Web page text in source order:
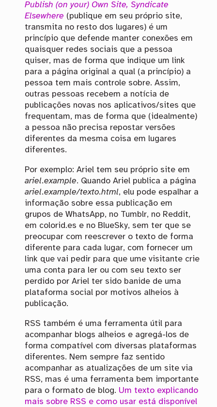
Publish (on your) Own Site, Syndicate
Elsewhere (publique em seu próprio site,
transmita no resto dos lugares) é um
princípio que defende manter conexões em
quaisquer redes sociais que a pessoa
quiser, mas de forma que indique um link
para a página original a qual (a princípio) a
pessoa tem mais controle sobre. Assim,
outras pessoas recebem a notícia de
publicações novas nos aplicativos/sites que
frequentam, mas de forma que (idealmente)
a pessoa não precisa repostar versões
diferentes da mesma coisa em lugares
diferentes.
Por exemplo: Ariel tem seu próprio site em
ariel.example. Quando Ariel publica a página
ariel.example/texto.html, elu pode espalhar a
informação sobre essa publicação em
grupos de WhatsApp, no Tumblr, no Reddit,
em colorid.es e no BlueSky, sem ter que se
preocupar com reescrever o texto de forma
diferente para cada lugar, com fornecer um
link que vai pedir para que ume visitante crie
uma conta para ler ou com seu texto ser
perdido por Ariel ter sido banide de uma
plataforma social por motivos alheios à
publicação.
RSS também é uma ferramenta útil para
acompanhar blogs alheios e agregá-los de
forma compatível com diversas plataformas
diferentes. Nem sempre faz sentido
acompanhar as atualizações de um site via
RSS, mas é uma ferramenta bem importante
para o formato de blog. Um texto explicando
mais sobre RSS e como usar está disponível